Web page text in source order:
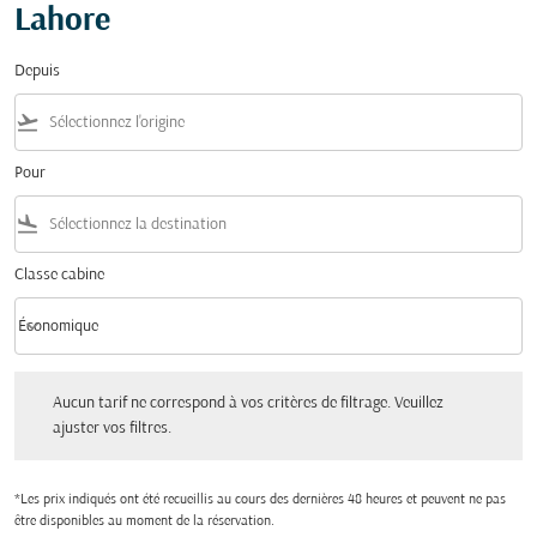
Lahore
Depuis
flight_takeoff
Pour
flight_land
Classe cabine
Classe cabine option Économique Selected
Économique
keyboard_arrow_down
Aucun tarif ne correspond à vos critères de filtrage. Veuillez
ajuster vos filtres.
*Les prix indiqués ont été recueillis au cours des dernières 48 heures et peuvent ne pas
être disponibles au moment de la réservation.